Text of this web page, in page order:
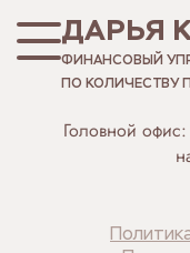
ДАРЬЯ
ФИНАНСОВЫЙ
ПО КОЛИЧЕСТВУ
Головной